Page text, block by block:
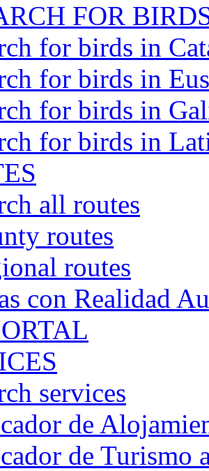
FOR
for birds in
for birds in
for birds in
for birds in
all routes
routes
routes
con Realidad
services
de
de Turismo